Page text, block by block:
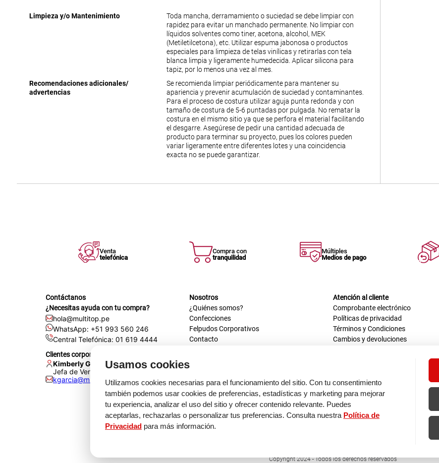
Usamos cookies
Utilizamos cookies necesarias para el funcionamiento del sitio. Con tu consentimiento
también podemos usar cookies de preferencias, estadísticas y marketing para mejorar
tu experiencia, analizar el uso del sitio y ofrecer contenido relevante. Puedes
aceptarlas, rechazarlas o personalizar tus preferencias. Consulta nuestra Política de
Privacidad para más información.
Limpieza y/o Mantenimiento
Toda mancha, derramamiento o suciedad se debe limpiar con
rapidez para evitar un manchado permanente. No limpiar con
líquidos solventes como tiner, acetona, alcohol, MEK
(Metiletilcetona), etc. Utilizar espuma jabonosa o productos
especiales para limpieza de telas vinílicas y retirarlas con tela
blanca limpia y ligeramente humedecida. Aplicar silicona para
tapiz, por lo menos una vez al mes.
Recomendaciones adicionales/
advertencias
Se recomienda limpiar periódicamente para mantener su
apariencia y prevenir acumulación de suciedad y contaminantes.
Para el proceso de costura utilizar aguja punta redonda y con
tamaño de costura de 5-6 puntadas por pulgada. No rematar la
costura en el mismo sitio ya que se perfora el material facilitando
el desgarre. Asegúrese de pedir una cantidad adecuada de
producto para terminar su proyecto, pues los colores pueden
variar ligeramente entre diferentes lotes y una coincidencia
exacta no se puede garantizar.
Venta
telefónica
Compra con
tranquilidad
Múltiples
Medios de pago
Contáctanos
¿Necesitas ayuda con tu compra?
hola@multitop.pe
WhatsApp: +51 993 560 246
Central Telefónica: 01 619 4444
Clientes corporativos
Kimberly Garcia
Jefa de Ventas Empresas
kgarcia@multitop.pe
Nosotros
¿Quiénes somos?
Confecciones
Felpudos Corporativos
Contacto
Tienda física
Av. Iquitos 670 - 699, La Victoria
L-S: 8:00 a.m. - 6:30 p.m.
Feriados: 9:00 a.m. - 5:00 p.m.
Atención al cliente
Comprobante electrónico
Políticas de privacidad
Términos y Condiciones
Cambios y devoluciones
Copyright 2024 - Todos los derechos reservados